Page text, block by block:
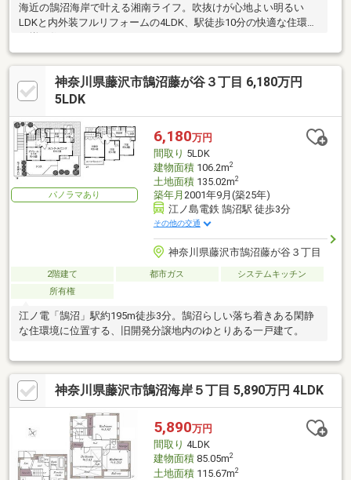
海近の鵠沼海岸で叶える湘南ライフ。吹抜けが心地よい明るい
LDKと内外装フルリフォームの4LDK、駅徒歩10分の快適な住環境
神奈川県藤沢市鵠沼藤が谷３丁目 6,180万円
5LDK
パノラマあり
6,180万円
間取り 5LDK
建物面積106.2m2
土地面積135.02m2
築年月 2001年9月(築25年)
江ノ島電鉄 鵠沼駅 徒歩3分
その他の交通
神奈川県藤沢市鵠沼藤が谷３丁目
2階建て 都市ガス
システムキッチン
所有権
江ノ電「鵠沼」駅約195m徒歩3分。鵠沼らしい落ち着きある閑静
な住環境に位置する、旧開発分譲地内のゆとりある一戸建て。
神奈川県藤沢市鵠沼海岸５丁目 5,890万円 4LDK
5,890万円
間取り 4LDK
建物面積85.05m2
土地面積115.67m2